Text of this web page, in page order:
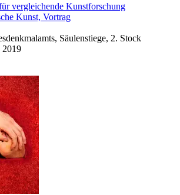
vergleichende Kunstforschung
Kunst, Vortrag
Säulenstiege, 2. Stock
2019